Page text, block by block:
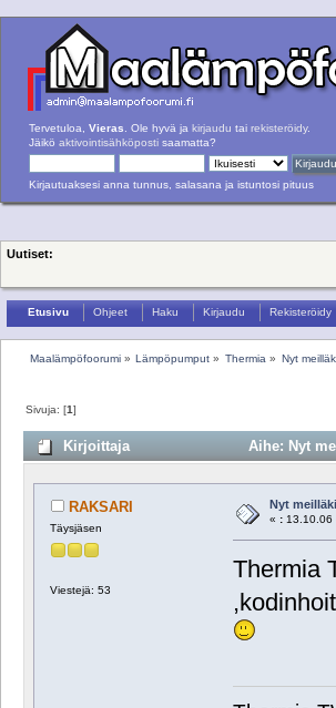
Tervetuloa, Vieras . Ole hyvä ja kirjaudu tai rekisteröidy.
Jäikö aktivointisähköposti saamatta?
Kirjautuaksesi anna tunnus, salasana ja istuntosi pituus
Uutiset:
Etusivu Ohjeet Haku Kirjaudu Rekisteröidy
Maalämpöfoorumi» Lämpöpumput » Thermia » Nyt
Sivuja: [1]
Kirjoittaja Aihe: Nyt
RAKSARI
Täysjäsen
Viestejä: 53
Nyt
« :13.10.06
Thermia